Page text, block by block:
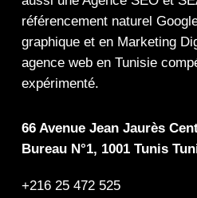
référencement naturel
graphiqueet en Marketing
agence web en Tunisie
expérimenté.
66 Avenue Jean Jaurès
Bureau N°1, 1001 Tunis
+216 25 472 525